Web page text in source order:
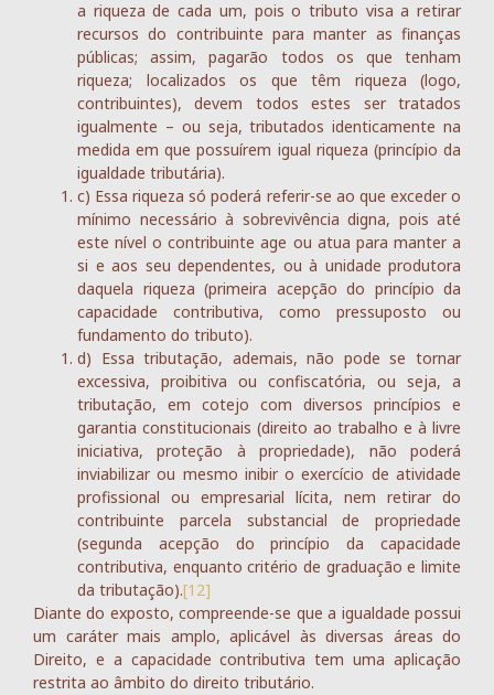
a riqueza de cada um, pois o tributo visa a retirar
recursos do contribuinte para manter as finanças
públicas; assim, pagarão todos os que tenham
riqueza; localizados os que têm riqueza (logo,
contribuintes), devem todos estes ser tratados
igualmente – ou seja, tributados identicamente na
medida em que possuírem igual riqueza (princípio da
igualdade tributária).
c) Essa riqueza só poderá referir-se ao que exceder o
mínimo necessário à sobrevivência digna, pois até
este nível o contribuinte age ou atua para manter a
si e aos seu dependentes, ou à unidade produtora
daquela riqueza (primeira acepção do princípio da
capacidade contributiva, como pressuposto ou
fundamento do tributo).
d) Essa tributação, ademais, não pode se tornar
excessiva, proibitiva ou confiscatória, ou seja, a
tributação, em cotejo com diversos princípios e
garantia constitucionais (direito ao trabalho e à livre
iniciativa, proteção à propriedade), não poderá
inviabilizar ou mesmo inibir o exercício de atividade
profissional ou empresarial lícita, nem retirar do
contribuinte parcela substancial de propriedade
(segunda acepção do princípio da capacidade
contributiva, enquanto critério de graduação e limite
da tributação).[12]
Diante do exposto, compreende-se que a igualdade possui
um caráter mais amplo, aplicável às diversas áreas do
Direito, e a capacidade contributiva tem uma aplicação
restrita ao âmbito do direito tributário.